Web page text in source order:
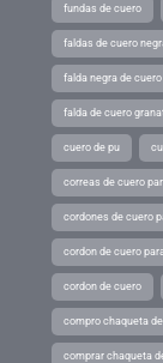
fundas de cuero
faldas de cuero
falda negra de cuero
falda de cuero
cuero de pu
correas de cuero
cordones de cuero
cordon de cuero
cordon de cuero
compro chaqueta
comprar chaqueta